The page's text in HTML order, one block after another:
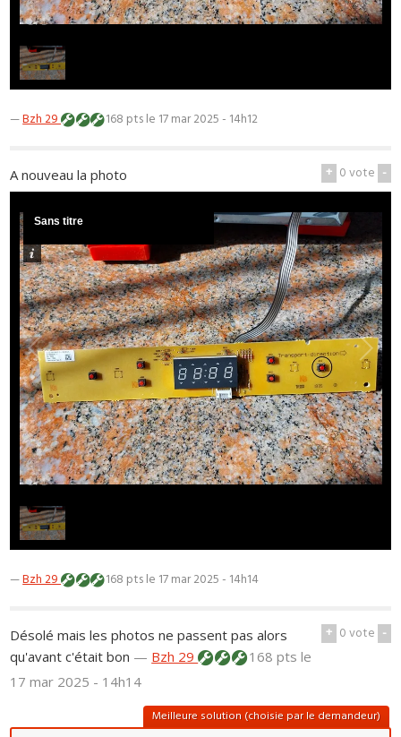
1/1
—Bzh 29 168 ptsle 17 mar 2025 - 14h12
+ 0vote -
A nouveau la photo
1/1
Sans titre
—Bzh 29 168 ptsle 17 mar 2025 - 14h14
+ 0vote -
Désolé mais les photos ne passent pas alors
qu'avant c'était bon — Bzh 29 168 ptsle
17 mar 2025 - 14h14
Meilleure solution (choisie par le demandeur)